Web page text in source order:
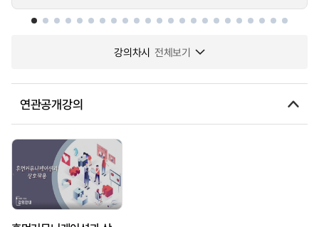
강의차시 전체보기
연관공개강의